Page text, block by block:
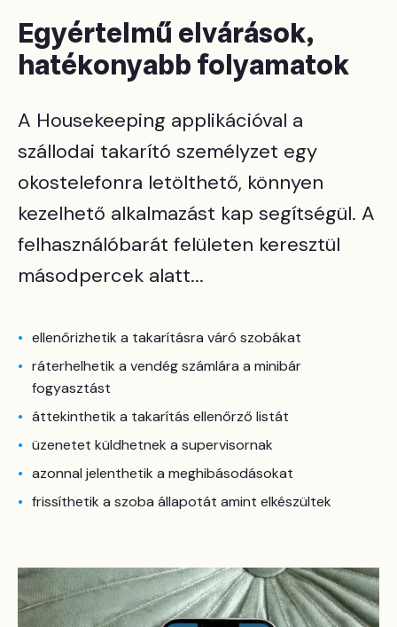
Egyértelmű elvárások,
hatékonyabb folyamatok
A Housekeeping applikációval a
szállodai takarító személyzet egy
okostelefonra letölthető, könnyen
kezelhető alkalmazást kap segítségül. A
felhasználóbarát felületen keresztül
másodpercek alatt...
ellenőrizhetik a takarításra váró szobákat
ráterhelhetik a vendég számlára a minibár
fogyasztást
áttekinthetik a takarítás ellenőrző listát
üzenetet küldhetnek a supervisornak
azonnal jelenthetik a meghibásodásokat
frissíthetik a szoba állapotát amint elkészültek